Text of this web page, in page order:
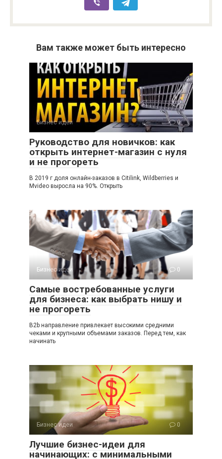
Вам также может быть интересно
Бизнес идеи 0
Руководство для новичков: как
открыть интернет-магазин с нуля
и не прогореть
В 2019 г доля онлайн-заказов в Citilink, Wildberries и
Mvideo выросла на 90%. Открыть
Бизнес идеи 0
Самые востребованные услуги
для бизнеса: как выбрать нишу и
не прогореть
B2b направление привлекает высокими средними
чеками и крупными объемами заказов. Перед тем, как
начинать
Бизнес идеи 0
Лучшие бизнес-идеи для
начинающих: с минимальными